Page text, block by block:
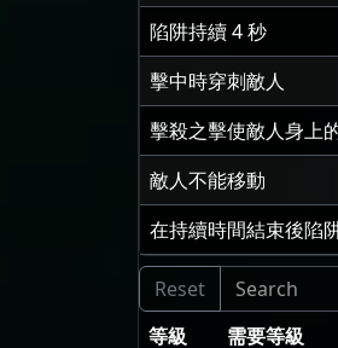
陷阱持續4秒
擊中時穿刺敵人
擊殺之擊使敵人身上
敵人不能移動
在持續時間結束後陷
等級 需要等級